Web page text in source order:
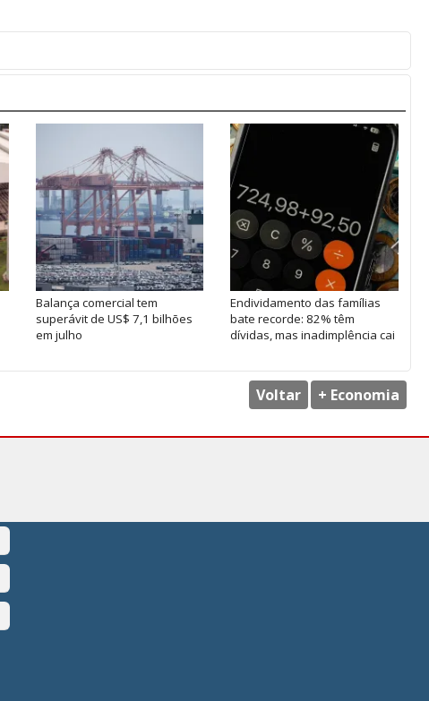
Balança comercial tem
superávit de US$ 7,1 bilhões
em julho
Endividamento das famílias
bate recorde: 82% têm
dívidas, mas inadimplência cai
Voltar + Economia